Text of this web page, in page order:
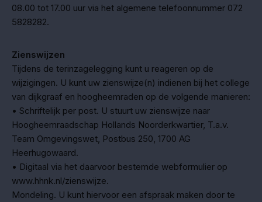
08.00 tot 17.00 uur via het algemene telefoonnummer 072
5828282.
Zienswijzen
Tijdens de terinzagelegging kunt u reageren op de
wijzigingen. U kunt uw zienswijze(n) indienen bij het college
van dijkgraaf en hoogheemraden op de volgende manieren:
• Schriftelijk per post. U stuurt uw zienswijze naar
Hoogheemraadschap Hollands Noorderkwartier, T.a.v.
Team Omgevingswet, Postbus 250, 1700 AG
Heerhugowaard.
• Digitaal via het daarvoor bestemde webformulier op
www.hhnk.nl/zienswijze.
Mondeling. U kunt hiervoor een afspraak maken door te